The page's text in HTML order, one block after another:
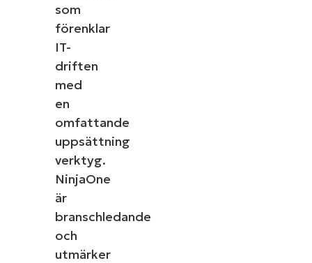
som
förenklar
IT-
driften
med
en
omfattande
uppsättning
verktyg.
NinjaOne
är
branschledande
och
utmärker